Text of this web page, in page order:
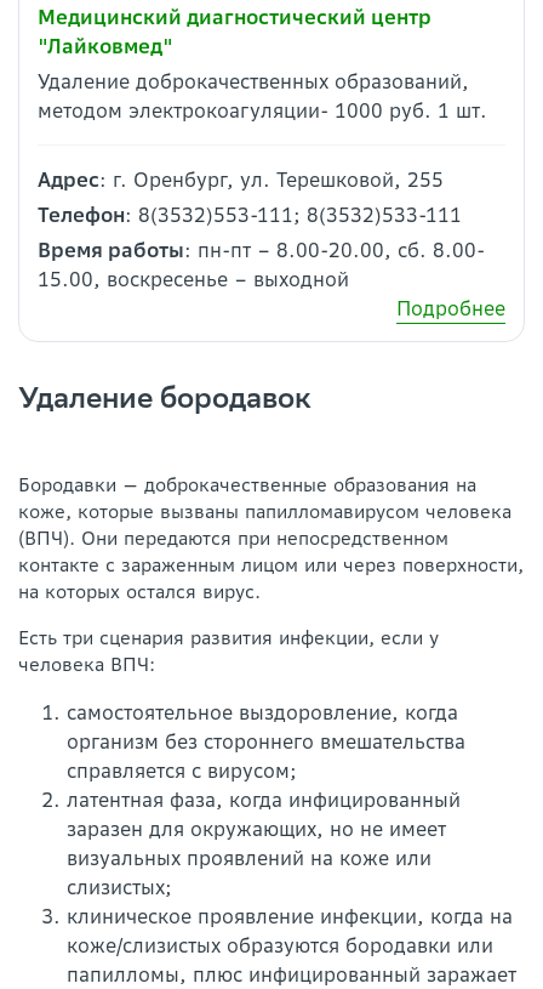
Медицинский диагностический центр
"Лайковмед"
Удаление доброкачественных образований,
методом электрокоагуляции- 1000 руб. 1 шт.
Адрес: г. Оренбург, ул. Терешковой, 255
Телефон: 8(3532)553-111; 8(3532)533-111
Время работы: пн-пт – 8.00-20.00, сб. 8.00-
15.00, воскресенье – выходной
Подробнее
Удаление бородавок
Бородавки — доброкачественные образования на
коже, которые вызваны папилломавирусом человека
(ВПЧ). Они передаются при непосредственном
контакте с зараженным лицом или через поверхности,
на которых остался вирус.
Есть три сценария развития инфекции, если у
человека ВПЧ:
самостоятельное выздоровление, когда
организм без стороннего вмешательства
справляется с вирусом;
латентная фаза, когда инфицированный
заразен для окружающих, но не имеет
визуальных проявлений на коже или
слизистых;
клиническое проявление инфекции, когда на
коже/слизистых образуются бородавки или
папилломы, плюс инфицированный заражает